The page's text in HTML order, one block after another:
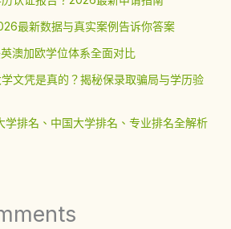
最新数据与真实案例告诉你答案
澳加欧学位体系全面对比
文凭是真的？揭秘保录取骗局与学历验
排名、中国大学排名、专业排名全解析